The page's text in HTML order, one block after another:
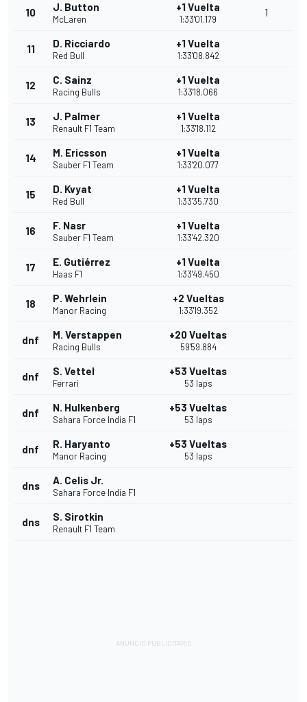
10 J. Button
McLaren
+1 Vuelta
1:33'01.179
1
11 D. Ricciardo
Red Bull
+1 Vuelta
1:33'08.842
12 C. Sainz
Racing Bulls
+1 Vuelta
1:33'18.066
13 J. Palmer
Renault F1 Team
+1 Vuelta
1:33'18.112
14 M. Ericsson
Sauber F1 Team
+1 Vuelta
1:33'20.077
15 D. Kvyat
Red Bull
+1 Vuelta
1:33'35.730
16 F. Nasr
Sauber F1 Team
+1 Vuelta
1:33'42.320
17 E. Gutiérrez
Haas F1
+1 Vuelta
1:33'49.450
18 P. Wehrlein
Manor Racing
+2 Vueltas
1:33'19.352
dnf M. Verstappen
Racing Bulls
+20 Vueltas
59'59.884
dnf S. Vettel
Ferrari
+53 Vueltas
53 laps
dnf N. Hulkenberg
Sahara Force India F1
+53 Vueltas
53 laps
dnf R. Haryanto
Manor Racing
+53 Vueltas
53 laps
dns A. Celis Jr.
Sahara Force India F1
dns S. Sirotkin
Renault F1 Team